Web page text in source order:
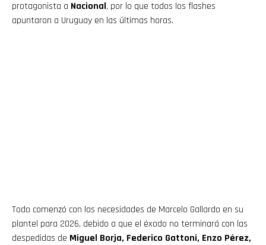
protagonista a Nacional, por lo que todos los flashes
apuntaron a Uruguay en las últimas horas.
Todo comenzó con las necesidades de Marcelo Gallardo en su
plantel para 2026, debido a que el éxodo no terminará con las
despedidas de Miguel Borja, Federico Gattoni, Enzo Pérez,